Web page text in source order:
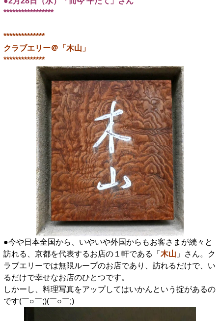
*****************
**************
クラブエリー＠「木山」
**************
●今や日本全国から、いやいや外国からもお客さまが続々と
訪れる、京都を代表するお店の１軒である「 木山 」さん。ク
ラブエリーでは無限ループのお店であり、訪れるだけで、い
るだけで幸せなお店のひとつです。
しかーし、料理写真をアップしてはいかんという掟があるの
です(￣○￣;)(￣○￣;)